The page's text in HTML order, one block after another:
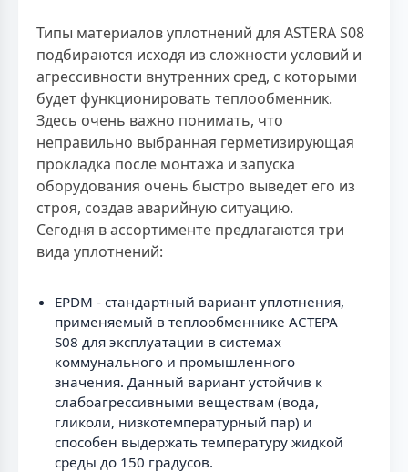
Типы материалов уплотнений для ASTERA S08
подбираются исходя из сложности условий и
агрессивности внутренних сред, с которыми
будет функционировать теплообменник.
Здесь очень важно понимать, что
неправильно выбранная герметизирующая
прокладка после монтажа и запуска
оборудования очень быстро выведет его из
строя, создав аварийную ситуацию.
Сегодня в ассортименте предлагаются три
вида уплотнений:
EPDM - стандартный вариант уплотнения,
применяемый в теплообменнике АСТЕРА
S08 для эксплуатации в системах
коммунального и промышленного
значения. Данный вариант устойчив к
слабоагрессивными веществам (вода,
гликоли, низкотемпературный пар) и
способен выдержать температуру жидкой
среды до 150 градусов.